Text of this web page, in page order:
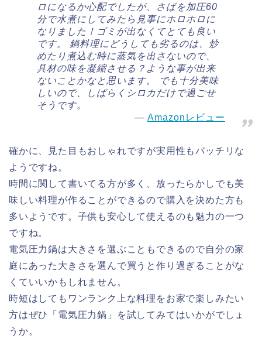
ロになるか心配でしたが、さばを加圧60
分で水煮にしてみたら見事にホロホロに
なりました！ゴミが出なくてとても良い
です。 鍋料理にどうしても劣るのは、炒
めたり煮込む時に蒸気を出さないので、
具材の味を凝縮させる？ような事が出来
ないことかなと思います。 でも十分美味
しいので、しばらくシロカだけで過ごせ
そうです。
Amazonレビュー
確かに、見た目もおしゃれですが実用性もバッチリな
ようですね。
時間に関して書いてる方が多く、放ったらかしでも美
味しい料理が作ることができるので購入を決めた方も
多いようです。子供も安心して使えるのも魅力の一つ
ですね。
電気圧力鍋は大きさを選ぶこともできるので自分の家
庭にあった大きさを選んで買うと作り過ぎることがな
くていいかもしれません。
時短はしてもワンランク上な料理をお家で楽しみたい
方はぜひ「電気圧力鍋」を試してみてはいかがでしょ
うか。